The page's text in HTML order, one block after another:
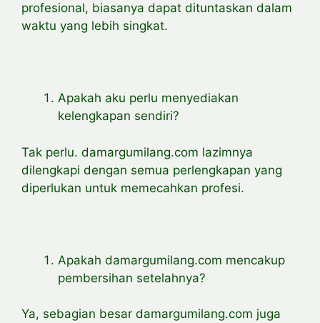
profesional, biasanya dapat dituntaskan dalam
waktu yang lebih singkat.
Apakah aku perlu menyediakan
kelengkapan sendiri?
Tak perlu. damargumilang.com lazimnya
dilengkapi dengan semua perlengkapan yang
diperlukan untuk memecahkan profesi.
Apakah damargumilang.com mencakup
pembersihan setelahnya?
Ya, sebagian besar damargumilang.com juga